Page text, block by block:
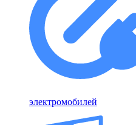
электромобилей